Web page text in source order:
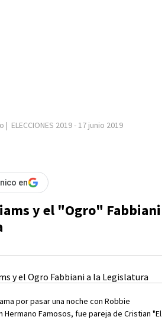
| ELECCIONES 2019- 17 junio 2019
en
y el "Ogro" Fabbiani
por pasar una noche con Robbie
Hermano Famosos, fue pareja de Cristian "El